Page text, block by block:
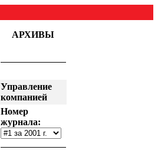
АРХИВЫ
Управление
компанией
Номер
журнала: